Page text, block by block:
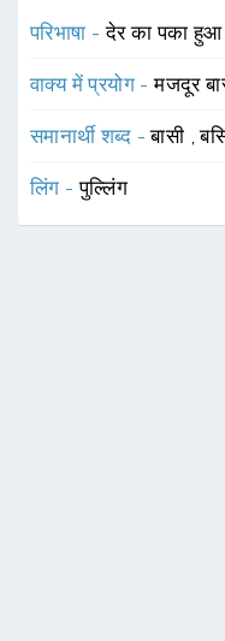
परिभाषा -देर का पका
वाक्य में प्रयोग -मजदूर
समानार्थी शब्द -बासी ,
लिंग -पुल्लिंग